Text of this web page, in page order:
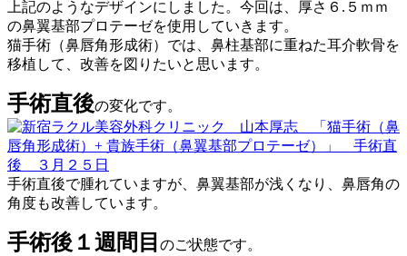
上記のようなデザインにしました。今回は、厚さ６.５ｍｍ
の鼻翼基部プロテーゼを使用していきます。
猫手術（鼻唇角形成術）では、鼻柱基部に重ねた耳介軟骨を
移植して、改善を図りたいと思います。
手術直後の変化です。
手術直後で腫れていますが、鼻翼基部が浅くなり、鼻唇角の
角度も改善しています。
手術後１週間目 のご状態です。